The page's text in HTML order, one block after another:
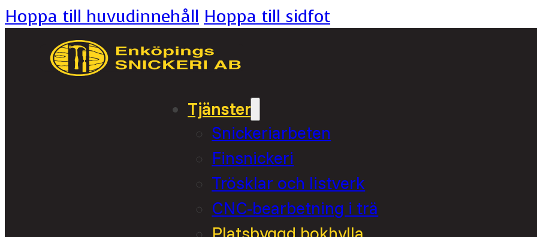
Hoppa till huvudinnehåll Hoppa till sidfot
Tjänster
Snickeriarbeten
Finsnickeri
Trösklar och listverk
CNC-bearbetning i trä